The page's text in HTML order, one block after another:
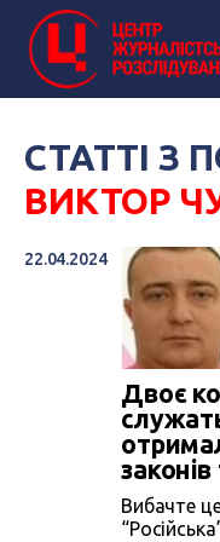
СТАТТІ З
ВИКТОР
22.04.2024
Двоє
законів
Вибачте